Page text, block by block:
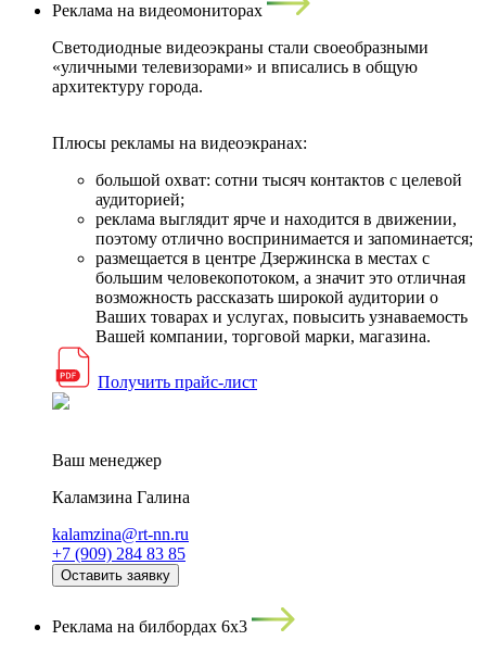
Реклама на видеомониторах
Светодиодные видеоэкраны стали своеобразными
«уличными телевизорами» и вписались в общую
архитектуру города.
Плюсы рекламы на видеоэкранах:
большой охват: сотни тысяч контактов с целевой
аудиторией;
реклама выглядит ярче и находится в движении,
поэтому отлично воспринимается и запоминается;
размещается в центре Дзержинска в местах с
большим человекопотоком, а значит это отличная
возможность рассказать широкой аудитории о
Ваших товарах и услугах, повысить узнаваемость
Вашей компании, торговой марки, магазина.
Получить прайс-лист
Ваш менеджер
Каламзина Галина
kalamzina@rt-nn.ru
+7 (909) 284 83 85
Оставить заявку
Реклама на билбордах 6х3